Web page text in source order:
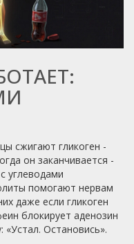
сжигают гликоген -
он заканчивается -
углеводами
помогают нервам
даже если гликоген
блокирует аденозин
«Устал. Остановись».